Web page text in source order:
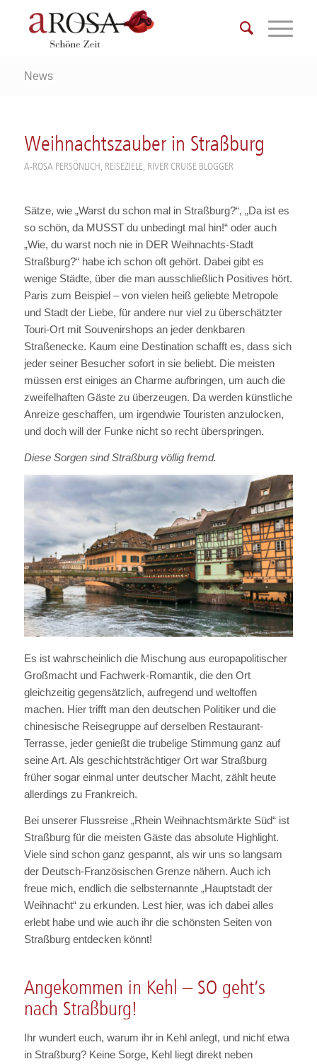
News
Weihnachtszauber in Straßburg
A-ROSA PERSÖNLICH , REISEZIELE, RIVER CRUISE BLOGGER
Sätze, wie „Warst du schon mal in Straßburg?“, „Da ist es
so schön, da MUSST du unbedingt mal hin!“ oder auch
„Wie, du warst noch nie in DER Weihnachts-Stadt
Straßburg?“ habe ich schon oft gehört. Dabei gibt es
wenige Städte, über die man ausschließlich Positives hört.
Paris zum Beispiel – von vielen heiß geliebte Metropole
und Stadt der Liebe, für andere nur viel zu überschätzter
Touri-Ort mit Souvenirshops an jeder denkbaren
Straßenecke. Kaum eine Destination schafft es, dass sich
jeder seiner Besucher sofort in sie beliebt. Die meisten
müssen erst einiges an Charme aufbringen, um auch die
zweifelhaften Gäste zu überzeugen. Da werden künstliche
Anreize geschaffen, um irgendwie Touristen anzulocken,
und doch will der Funke nicht so recht überspringen.
Diese Sorgen sind Straßburg völlig fremd.
Es ist wahrscheinlich die Mischung aus europapolitischer
Großmacht und Fachwerk-Romantik, die den Ort
gleichzeitig gegensätzlich, aufregend und weltoffen
machen. Hier trifft man den deutschen Politiker und die
chinesische Reisegruppe auf derselben Restaurant-
Terrasse, jeder genießt die trubelige Stimmung ganz auf
seine Art. Als geschichtsträchtiger Ort war Straßburg
früher sogar einmal unter deutscher Macht, zählt heute
allerdings zu Frankreich.
Bei unserer Flussreise „Rhein Weihnachtsmärkte Süd“ ist
Straßburg für die meisten Gäste das absolute Highlight.
Viele sind schon ganz gespannt, als wir uns so langsam
der Deutsch-Französischen Grenze nähern. Auch ich
freue mich, endlich die selbsternannte „Hauptstadt der
Weihnacht“ zu erkunden. Lest hier, was ich dabei alles
erlebt habe und wie auch ihr die schönsten Seiten von
Straßburg entdecken könnt!
Angekommen in Kehl – SO geht’s
nach Straßburg!
Ihr wundert euch, warum ihr in Kehl anlegt, und nicht etwa
in Straßburg? Keine Sorge, Kehl liegt direkt neben